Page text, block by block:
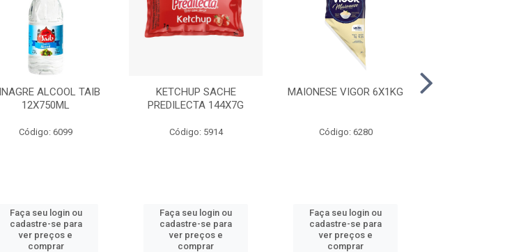
ALCOOL TAIB
12X750ML
Código: 6099
Faça seu login ou
cadastre-se para
ver preços e
comprar
KETCHUP SACHE
PREDILECTA 144X7G
Código: 5914
Faça seu login ou
cadastre-se para
ver preços e
comprar
MAIONESE VIGOR 6X1KG
Código: 6280
Faça seu login ou
cadastre-se para
ver preços e
comprar